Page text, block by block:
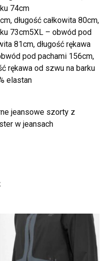
74cm
długość całkowita 80cm,
73cm5XL – obwód pod
81cm, długość rękawa
pod pachami 156cm,
rękawa od szwu na barku
elastan
jeansowe szorty z
w jeansach